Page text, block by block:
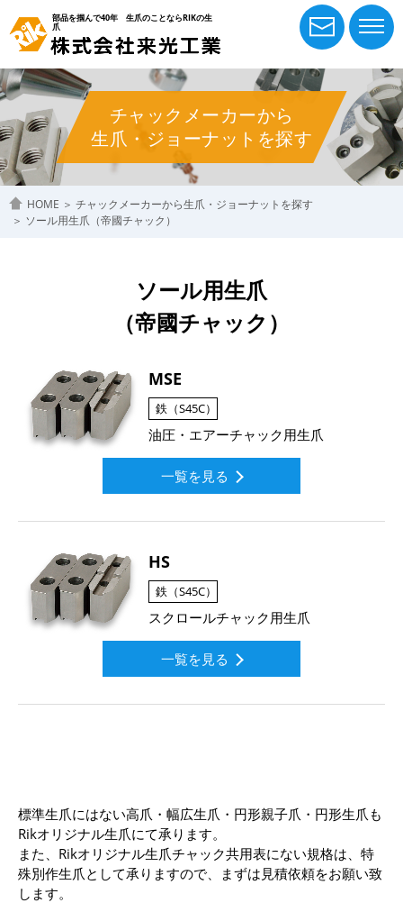
部品を掴んで40年 生爪のことならRIKの生
爪
チャックメーカーから
生爪・ジョーナットを探す
HOME ＞ チャックメーカーから生爪・ジョーナットを探す
＞ ソール用生爪（帝國チャック）
ソール用生爪
（帝國チャック）
MSE
鉄（S45C）
油圧・エアーチャック用生爪
一覧を見る
HS
鉄（S45C）
スクロールチャック用生爪
一覧を見る
標準生爪にはない高爪・幅広生爪・円形親子爪・円形生爪も
Rikオリジナル生爪にて承ります。
また、Rikオリジナル生爪チャック共用表にない規格は、特
殊別作生爪として承りますので、まずは見積依頼をお願い致
します。